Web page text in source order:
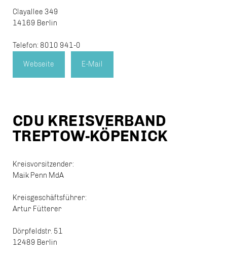
Clayallee 349
14169 Berlin
Telefon: 8010 941-0
Webseite E-Mail
CDU KREISVERBAND
TREPTOW-KÖPENICK
Kreisvorsitzender:
Maik Penn MdA
Kreisgeschäftsführer:
Artur Fütterer
Dörpfeldstr. 51
12489 Berlin